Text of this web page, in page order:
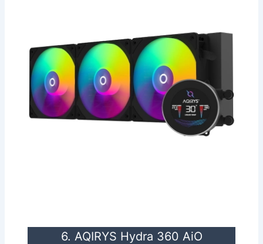
6. AQIRYS Hydra 360 AiO